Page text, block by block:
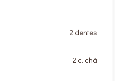
2 dentes
2 c. chá